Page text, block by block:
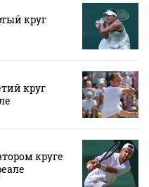
круг
круг
круге